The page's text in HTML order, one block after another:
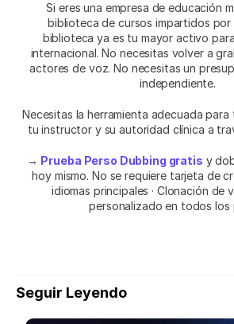
Si eres una empresa de educación
biblioteca de cursos impartidos por
biblioteca ya es tu mayor activo
internacional. No necesitas volver a
actores de voz. No necesitas un
independiente.
Necesitas la herramienta adecuada
tu instructor y su autoridad clínica a
→ Prueba Perso Dubbing gratis y
hoy mismo. No se requiere tarjeta de
idiomas principales · Clonación de
personalizado en todos los
Seguir Leyendo